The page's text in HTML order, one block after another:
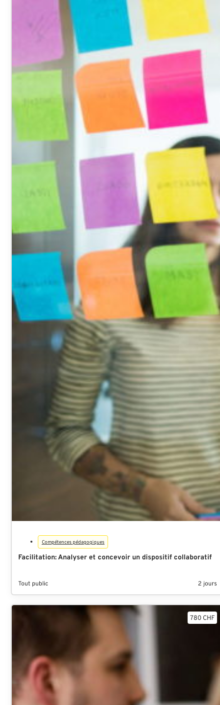
VOTRE ESPACE
FORMATION
Compétences pédagogiques
Facilitation: Analyser et concevoir un dispositif collaboratif
Tout public 2 jours
780 CHF